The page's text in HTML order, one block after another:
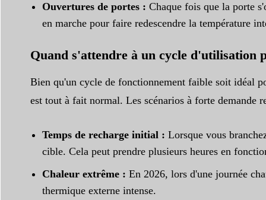
Ouvertures de portes : Chaque fois que la porte
en marche pour faire redescendre la température
Quand s'attendre à un cycle d'utilisation
Bien qu'un cycle de fonctionnement faible soit idéal
est tout à fait normal. Les scénarios à forte demande
Temps de recharge initial : Lorsque vous
cible. Cela peut prendre plusieurs heures en
Chaleur extrême : En 2026, lors d'une journée
thermique externe intense.